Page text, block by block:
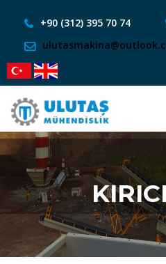
+90 (312) 395 70 74